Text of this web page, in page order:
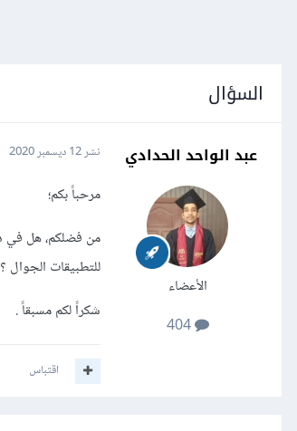
السؤال
عبد الواحد الحدادي
الأعضاء
404
نشر12 ديسمبر 2020
مرحباً بكم؛
للتطبيقات الجوال ؟
شكراً لكم مسبقاً .
اقتباس